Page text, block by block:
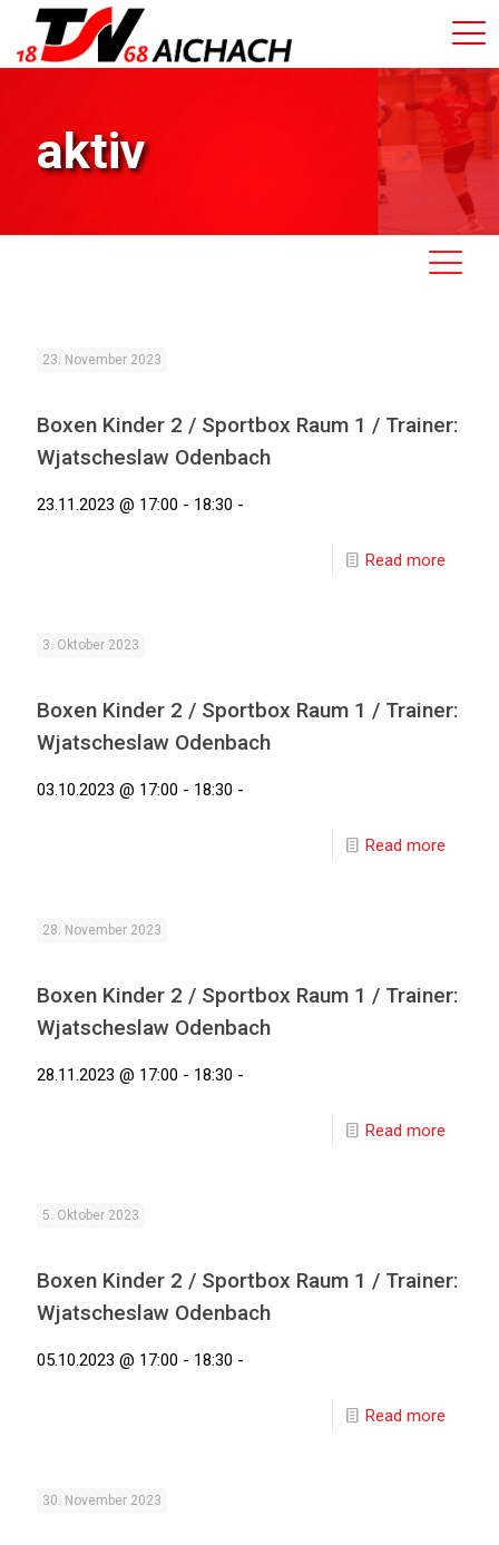
aktiv
23. November 2023
Boxen Kinder 2 / Sportbox Raum 1 / Trainer:
Wjatscheslaw Odenbach
23.11.2023 @ 17:00 - 18:30 -
Read more
3. Oktober 2023
Boxen Kinder 2 / Sportbox Raum 1 / Trainer:
Wjatscheslaw Odenbach
03.10.2023 @ 17:00 - 18:30 -
Read more
28. November 2023
Boxen Kinder 2 / Sportbox Raum 1 / Trainer:
Wjatscheslaw Odenbach
28.11.2023 @ 17:00 - 18:30 -
Read more
5. Oktober 2023
Boxen Kinder 2 / Sportbox Raum 1 / Trainer:
Wjatscheslaw Odenbach
05.10.2023 @ 17:00 - 18:30 -
Read more
30. November 2023